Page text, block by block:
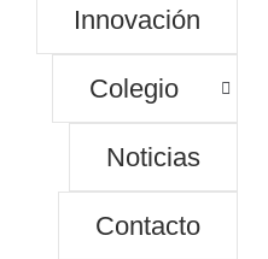
Innovación
Colegio
Noticias
Contacto